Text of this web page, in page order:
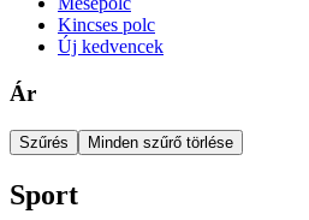
Kincses polc
Új kedvencek
Ár
Szűrés Minden szűrő törlése
Sport